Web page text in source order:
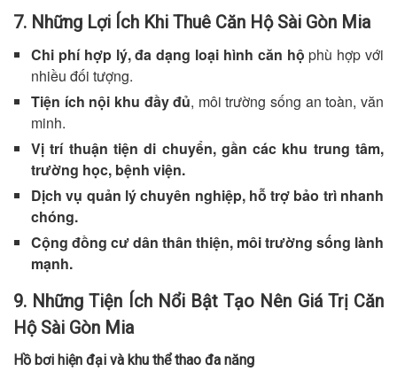
7. Những Lợi Ích Khi Thuê Căn Hộ Sài Gòn Mia
Chi phí hợp lý, đa dạng loại hình căn hộ phù hợp với
nhiều đối tượng.
Tiện ích nội khu đầy đủ, môi trường sống an toàn, văn
minh.
Vị trí thuận tiện di chuyển, gần các khu trung tâm,
trường học, bệnh viện.
Dịch vụ quản lý chuyên nghiệp, hỗ trợ bảo trì nhanh
chóng.
Cộng đồng cư dân thân thiện, môi trường sống lành
mạnh.
9. Những Tiện Ích Nổi Bật Tạo Nên Giá Trị Căn
Hộ Sài Gòn Mia
Hồ bơi hiện đại và khu thể thao đa năng